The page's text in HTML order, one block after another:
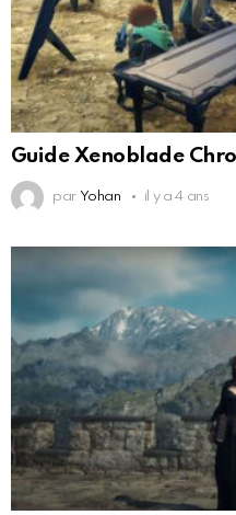
Guide Xenoblade
par Yohan il y a 4 ans